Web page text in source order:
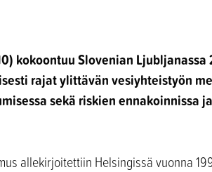
kokoontuu Slovenian
rajat ylittävän vesiyhteistyön
sekä riskien ennakoinnissa
allekirjoitettiin Helsingissä vuonna